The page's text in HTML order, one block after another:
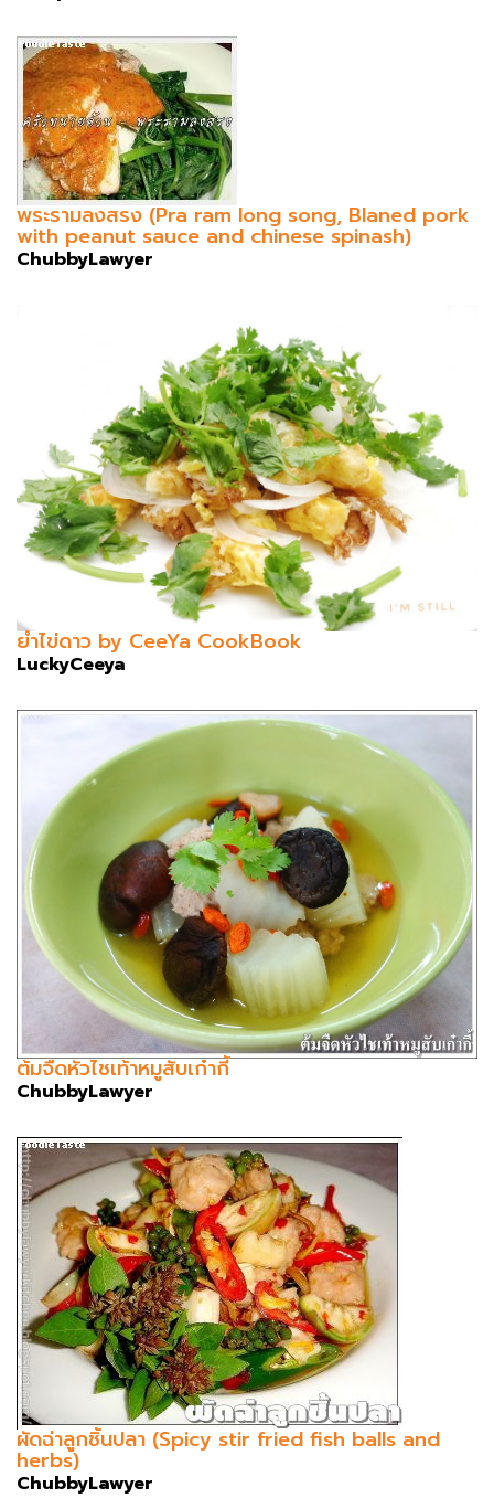
พระรามลงสรง (Pra ram long song, Blaned pork
with peanut sauce and chinese spinash)
ChubbyLawyer
ยำไข่ดาว by CeeYa CookBook
LuckyCeeya
ต้มจืดหัวไชเท้าหมูสับเก๋ากี้
ChubbyLawyer
ผัดฉ่าลูกชิ้นปลา (Spicy stir fried fish balls and
herbs)
ChubbyLawyer